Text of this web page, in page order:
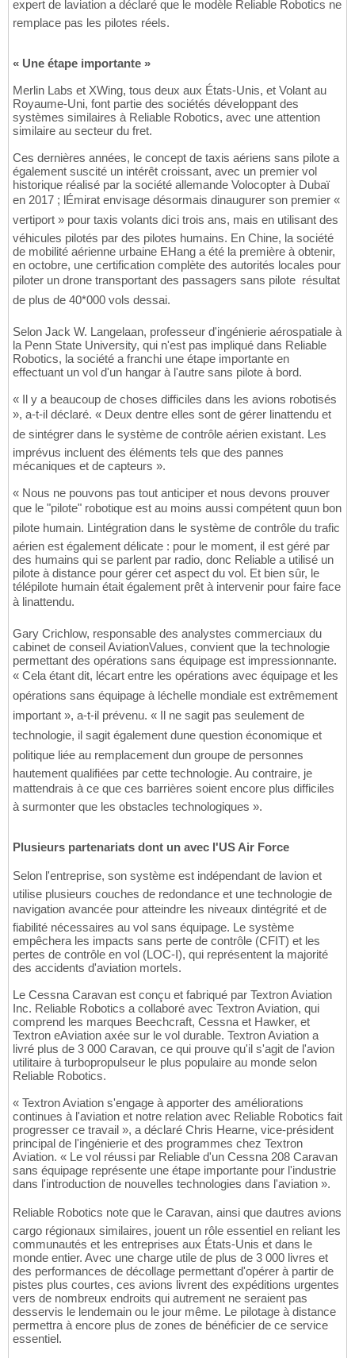
expert de laviation a déclaré que le modèle Reliable Robotics ne
remplace pas les pilotes réels.
« Une étape importante »
Merlin Labs et XWing, tous deux aux États-Unis, et Volant au
Royaume-Uni, font partie des sociétés développant des
systèmes similaires à Reliable Robotics, avec une attention
similaire au secteur du fret.
Ces dernières années, le concept de taxis aériens sans pilote a
également suscité un intérêt croissant, avec un premier vol
historique réalisé par la société allemande Volocopter à Dubaï
en 2017 ; lÉmirat envisage désormais dinaugurer son premier «
vertiport » pour taxis volants dici trois ans, mais en utilisant des
véhicules pilotés par des pilotes humains. En Chine, la société
de mobilité aérienne urbaine EHang a été la première à obtenir,
en octobre, une certification complète des autorités locales pour
piloter un drone transportant des passagers sans pilote  résultat
de plus de 40*000 vols dessai.
Selon Jack W. Langelaan, professeur d'ingénierie aérospatiale à
la Penn State University, qui n'est pas impliqué dans Reliable
Robotics, la société a franchi une étape importante en
effectuant un vol d'un hangar à l'autre sans pilote à bord.
« Il y a beaucoup de choses difficiles dans les avions robotisés
», a-t-il déclaré. « Deux dentre elles sont de gérer linattendu et
de sintégrer dans le système de contrôle aérien existant. Les
imprévus incluent des éléments tels que des pannes
mécaniques et de capteurs ».
« Nous ne pouvons pas tout anticiper et nous devons prouver
que le "pilote" robotique est au moins aussi compétent quun bon
pilote humain. Lintégration dans le système de contrôle du trafic
aérien est également délicate : pour le moment, il est géré par
des humains qui se parlent par radio, donc Reliable a utilisé un
pilote à distance pour gérer cet aspect du vol. Et bien sûr, le
télépilote humain était également prêt à intervenir pour faire face
à linattendu.
Gary Crichlow, responsable des analystes commerciaux du
cabinet de conseil AviationValues, convient que la technologie
permettant des opérations sans équipage est impressionnante.
« Cela étant dit, lécart entre les opérations avec équipage et les
opérations sans équipage à léchelle mondiale est extrêmement
important », a-t-il prévenu. « Il ne sagit pas seulement de
technologie, il sagit également dune question économique et
politique liée au remplacement dun groupe de personnes
hautement qualifiées par cette technologie. Au contraire, je
mattendrais à ce que ces barrières soient encore plus difficiles
à surmonter que les obstacles technologiques ».
Plusieurs partenariats dont un avec l'US Air Force
Selon l'entreprise, son système est indépendant de lavion et
utilise plusieurs couches de redondance et une technologie de
navigation avancée pour atteindre les niveaux dintégrité et de
fiabilité nécessaires au vol sans équipage. Le système
empêchera les impacts sans perte de contrôle (CFIT) et les
pertes de contrôle en vol (LOC-I), qui représentent la majorité
des accidents d'aviation mortels.
Le Cessna Caravan est conçu et fabriqué par Textron Aviation
Inc. Reliable Robotics a collaboré avec Textron Aviation, qui
comprend les marques Beechcraft, Cessna et Hawker, et
Textron eAviation axée sur le vol durable. Textron Aviation a
livré plus de 3 000 Caravan, ce qui prouve qu'il s'agit de l'avion
utilitaire à turbopropulseur le plus populaire au monde selon
Reliable Robotics.
« Textron Aviation s'engage à apporter des améliorations
continues à l'aviation et notre relation avec Reliable Robotics fait
progresser ce travail », a déclaré Chris Hearne, vice-président
principal de l'ingénierie et des programmes chez Textron
Aviation. « Le vol réussi par Reliable d'un Cessna 208 Caravan
sans équipage représente une étape importante pour l'industrie
dans l'introduction de nouvelles technologies dans l'aviation ».
Reliable Robotics note que le Caravan, ainsi que dautres avions
cargo régionaux similaires, jouent un rôle essentiel en reliant les
communautés et les entreprises aux États-Unis et dans le
monde entier. Avec une charge utile de plus de 3 000 livres et
des performances de décollage permettant d'opérer à partir de
pistes plus courtes, ces avions livrent des expéditions urgentes
vers de nombreux endroits qui autrement ne seraient pas
desservis le lendemain ou le jour même. Le pilotage à distance
permettra à encore plus de zones de bénéficier de ce service
essentiel.